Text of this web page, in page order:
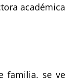
académica
familia, se ve